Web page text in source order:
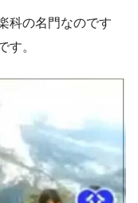
科の名門なのです
す。